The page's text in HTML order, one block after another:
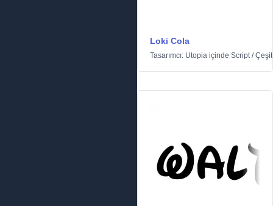
Loki Cola
Tasarımcı: Utopia içinde Script/